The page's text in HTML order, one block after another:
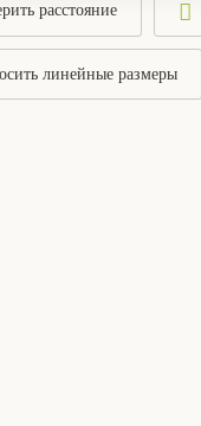
расстояние
линейные размеры